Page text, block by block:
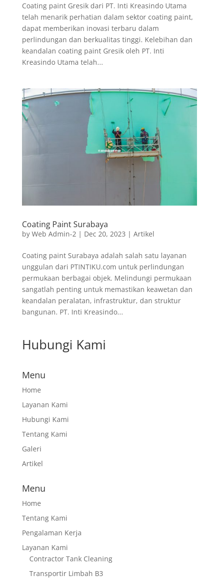
Coating paint Gresik dari PT. Inti Kreasindo Utama
telah menarik perhatian dalam sektor coating paint,
dapat memberikan inovasi terbaru dalam
perlindungan dan berkualitas tinggi. Kelebihan dan
keandalan coating paint Gresik oleh PT. Inti
Kreasindo Utama telah...
Coating Paint Surabaya
by Web Admin-2 | Dec 20, 2023 | Artikel
Coating paint Surabaya adalah salah satu layanan
unggulan dari PTINTIKU.com untuk perlindungan
permukaan berbagai objek. Melindungi permukaan
sangatlah penting untuk memastikan keawetan dan
keandalan peralatan, infrastruktur, dan struktur
bangunan. PT. Inti Kreasindo...
Hubungi Kami
Menu
Home
Layanan Kami
Hubungi Kami
Tentang Kami
Galeri
Artikel
Menu
Home
Tentang Kami
Pengalaman Kerja
Layanan Kami
Contractor Tank Cleaning
Transportir Limbah B3